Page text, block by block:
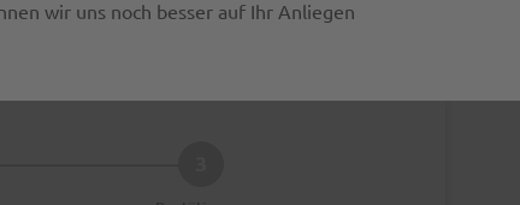
wir uns noch besser auf Ihr Anliegen